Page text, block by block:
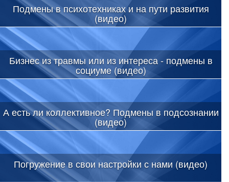
Подмены в психотехниках и на пути развития
(видео)
Бизнес из травмы или из интереса - подмены в
социуме (видео)
А есть ли коллективное? Подмены в подсознании
(видео)
Погружение в свои настройки с нами (видео)